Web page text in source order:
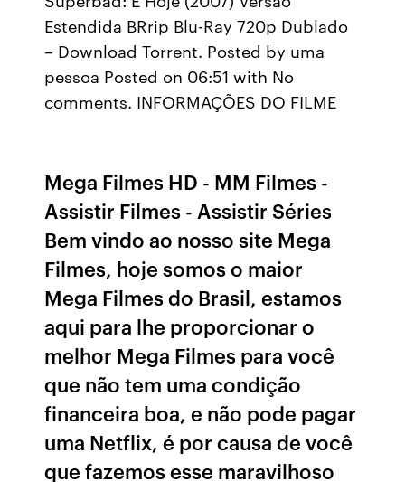
Estendida BRrip Blu-Ray 720p Dublado
– Download Torrent. Posted by uma
pessoa Posted on 06:51 with No
comments. INFORMAÇÕES DO FILME
Mega Filmes HD - MM Filmes -
Assistir Filmes - Assistir Séries
Bem vindo ao nosso site Mega
Filmes, hoje somos o maior
Mega Filmes do Brasil, estamos
aqui para lhe proporcionar o
melhor Mega Filmes para você
que não tem uma condição
financeira boa, e não pode pagar
uma Netflix, é por causa de você
que fazemos esse maravilhoso